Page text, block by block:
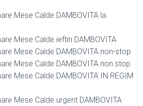
Mese Calde DAMBOVITA la
Mese Calde ieftin DAMBOVITA
Mese Calde DAMBOVITA non-stop
Mese Calde DAMBOVITA non stop
Mese Calde DAMBOVITA IN REGIM
Mese Calde urgent DAMBOVITA